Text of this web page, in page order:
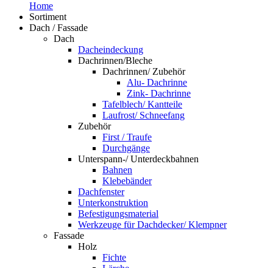
Home
Sortiment
Dach / Fassade
Dach
Dacheindeckung
Dachrinnen/Bleche
Dachrinnen/ Zubehör
Alu- Dachrinne
Zink- Dachrinne
Tafelblech/ Kantteile
Laufrost/ Schneefang
Zubehör
First / Traufe
Durchgänge
Unterspann-/ Unterdeckbahnen
Bahnen
Klebebänder
Dachfenster
Unterkonstruktion
Befestigungsmaterial
Werkzeuge für Dachdecker/ Klempner
Fassade
Holz
Fichte